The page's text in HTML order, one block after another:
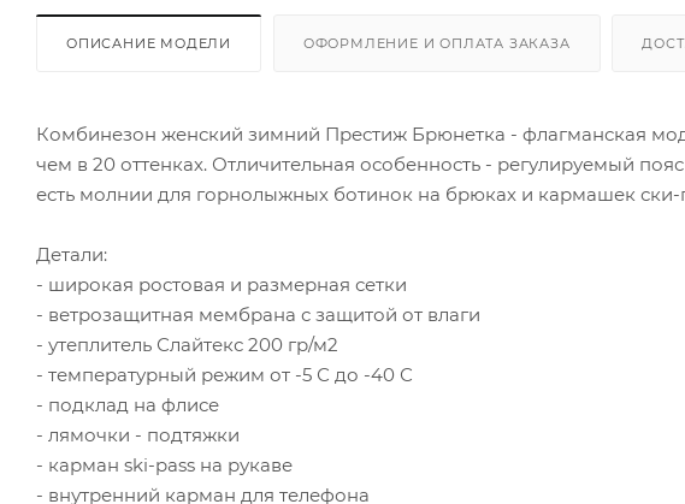
ОПИСАНИЕ МОДЕЛИ ОФОРМЛЕНИЕ И ОПЛАТА ЗАКАЗА
Комбинезон женский зимний Престиж Брюнетка - флагманская
чем в 20 оттенках. Отличительная особенность - регулируемый
есть молнии для горнолыжных ботинок на брюках и кармашек ски-
Детали:
- широкая ростовая и размерная сетки
- ветрозащитная мембрана с защитой от влаги
- утеплитель Слайтекс 200 гр/м2
- температурный режим от -5 С до -40 С
- подклад на флисе
- лямочки - подтяжки
- карман ski-pass на рукаве
- внутренний карман для телефона